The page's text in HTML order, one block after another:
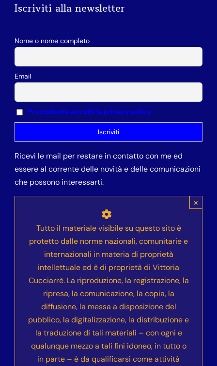
Iscriviti alla newsletter
Nome o nome completo
Email
Procedendo accetti la privacy policy
Ricevi le mail per restare in contatto con me ed
essere al corrente delle novità e delle comunicazioni
che possono interessarti.
Tutto il materiale visibile su questo sito è
protetto dalle norme nazionali, comunitarie e
internazionali in materia di proprietà
intellettuale ed è di proprietà di Vittoria
Cucciarrè. La riproduzione, la registrazione, la
ripresa, la comunicazione, la copia, la
diffusione, la messa a disposizione del
pubblico, la digitalizzazione, la distribuzione e
la traduzione di tali materiali – con ogni e
qualunque mezzo a tali fini idoneo, in tutto o
in parte – è da qualificarsi come attività
×